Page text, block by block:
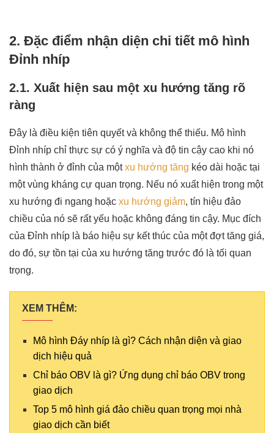
2. Đặc điểm nhận diện chi tiết mô hình
Đỉnh nhíp
2.1. Xuất hiện sau một xu hướng tăng rõ
ràng
Đây là điều kiện tiên quyết và không thể thiếu. Mô hình
Đỉnh nhíp chỉ thực sự có ý nghĩa và độ tin cậy cao khi nó
hình thành ở đỉnh của mộtxu hướng tăng kéo dài hoặc tại
một vùng kháng cự quan trọng. Nếu nó xuất hiện trong một
xu hướng đi ngang hoặc xu hướng giảm, tín hiệu đảo
chiều của nó sẽ rất yếu hoặc không đáng tin cậy. Mục đích
của Đỉnh nhíp là báo hiệu sự kết thúc của một đợt tăng giá,
do đó, sự tồn tại của xu hướng tăng trước đó là tối quan
trọng.
XEM THÊM:
Mô hình Đáy nhíp là gì? Cách nhận diện và giao
dịch hiệu quả
Chỉ báo OBV là gì? Ứng dụng chỉ báo OBV trong
giao dịch
Top 5 mô hình giá đảo chiều quan trọng mọi nhà
giao dịch cần biết